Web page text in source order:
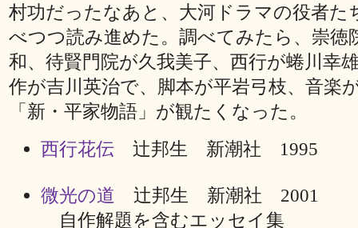
村功だったなあと、大河ドラマの役者た
べつつ読み進めた。調べてみたら、崇徳
和、待賢門院が久我美子、西行が蜷川幸
作が吉川英治で、脚本が平岩弓枝、音楽
「新・平家物語」が観たくなった。
西行花伝 辻邦生 新潮社 1995
微光の道 辻邦生 新潮社 2001
自作解題を含むエッセイ集